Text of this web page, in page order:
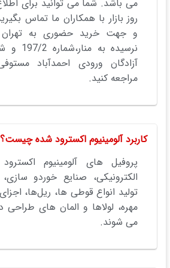
می باشد. شما می توانید برای
و جهت خرید حضوری به تهران
نرسیده
مراجعه کنید.
کاربرد آلومینیوم اکسترود شده چیست؟
پروفیل های آلومینیوم
الکترونیکی، صنایع خوردو
تولید انواع قوطی ها، ریل‌ها،
مهره، لولاها و المان های طراحی
می شوند.